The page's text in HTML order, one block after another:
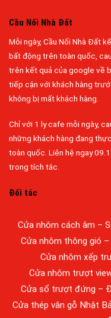
Cầu Nối Nhà Đất
Mỗi ngày, Cầu Nối Nhà Đất
bất động trên toàn quốc,
trên kết quả của google về
tiếp cận với khách hàng
không bị mất khách hàng.
Chỉ với 1 ly cafe mỗi ngày,
những khách hàng đang
toàn quốc. Liên hệ ngay
trong tích tắc.
Đối tác
Đa dạng màu sắc
Cửa nhôm chống gió
Cửa nhôm cách âm –
Cửa nhôm thông gió
Cửa nhôm xếp
Cửa nhôm trượt
Cửa sổ trượt đứng –
Cửa thép vân gỗ Nhật